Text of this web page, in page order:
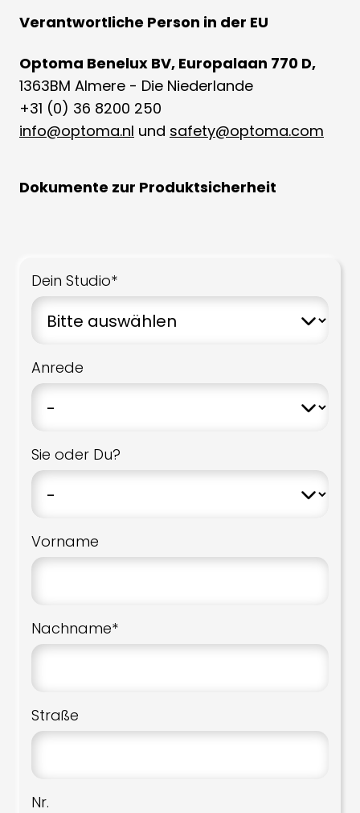
Verantwortliche Person in der EU
Optoma Benelux BV, Europalaan 770 D,
1363BM Almere - Die Niederlande
+31 (0) 36 8200 250
info@optoma.nl und safety@optoma.com
Dokumente zur Produktsicherheit
Dein Studio*
Anrede
Sie oder Du?
Vorname
Nachname*
Straße
Nr.